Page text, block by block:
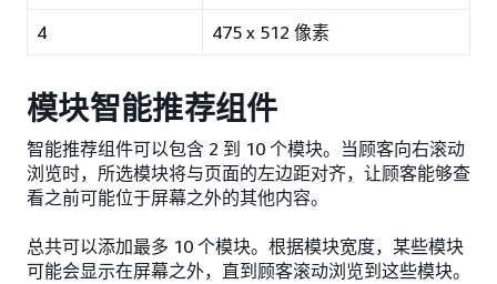
4 475 x 512 像素
模块智能推荐组件
智能推荐组件可以包含 2 到 10 个模块。当顾客向右滚动
浏览时，所选模块将与页面的左边距对齐，让顾客能够查
看之前可能位于屏幕之外的其他内容。
总共可以添加最多 10 个模块。根据模块宽度，某些模块
可能会显示在屏幕之外，直到顾客滚动浏览到这些模块。